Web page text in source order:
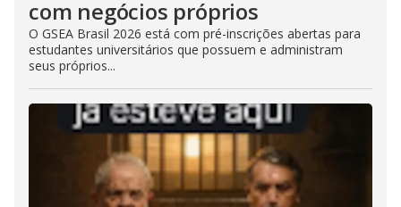
com negócios próprios
O GSEA Brasil 2026 está com pré-inscrições abertas para
estudantes universitários que possuem e administram
seus próprios...